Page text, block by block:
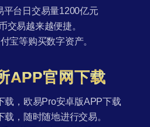
平台日交易量1200亿元
交易越来越便捷。
宝等购买数字资产。
APP官网下载
载，欧易Pro安卓版APP下载
载，随时随地进行交易。